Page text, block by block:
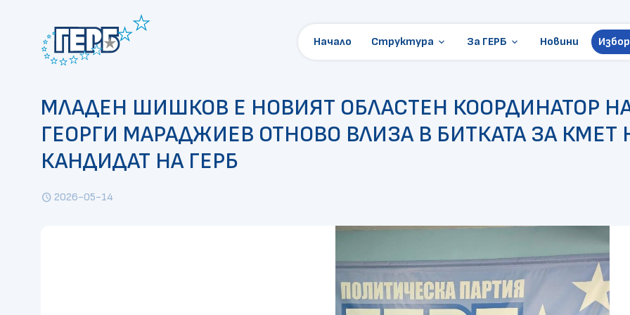
Начало Структура keyboard_arrow_down
Местни избори
ГЕРБ в Европарламента
Документи
За ГЕРБ keyboard_arrow_down
Становища и позиции
Контакти
Новини
МЛАДЕН ШИШКОВ Е НОВИЯТ ОБЛАСТЕН КООРДИНАТОР
ГЕОРГИ МАРАДЖИЕВ ОТНОВО ВЛИЗА В БИТКАТА ЗА
КАНДИДАТ НА ГЕРБ
schedule 2026-05-14